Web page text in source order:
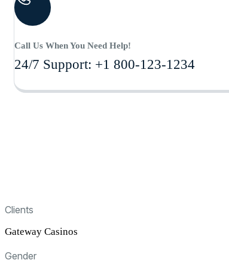
Call Us When You Need Help!
24/7 Support: +1 800-123-1234
Clients
Gateway Casinos
Gender